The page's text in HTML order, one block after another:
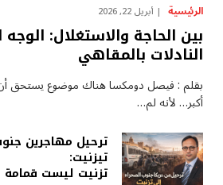
الرئيسية أبريل 22, 2026
بين الحاجة والاستغلال:
النادلات بالمقاهي
بقلم : فيصل دومكسا هناك موضوع يستحق أن
أكبر… لأنه لم…
ترحيل مهاجرين
تيزنيت:
تزنيت ليست قمامة